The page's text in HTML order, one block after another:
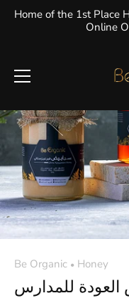
تخطىHome of the 1st Place
Online
Be Organic • Honey
للمدارس